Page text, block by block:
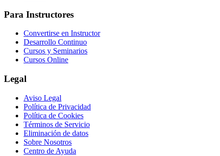
Para Instructores
Convertirse en Instructor
Desarrollo Continuo
Cursos y Seminarios
Cursos Online
Legal
Aviso Legal
Política de Privacidad
Política de Cookies
Términos de Servicio
Eliminación de datos
Sobre Nosotros
Centro de Ayuda